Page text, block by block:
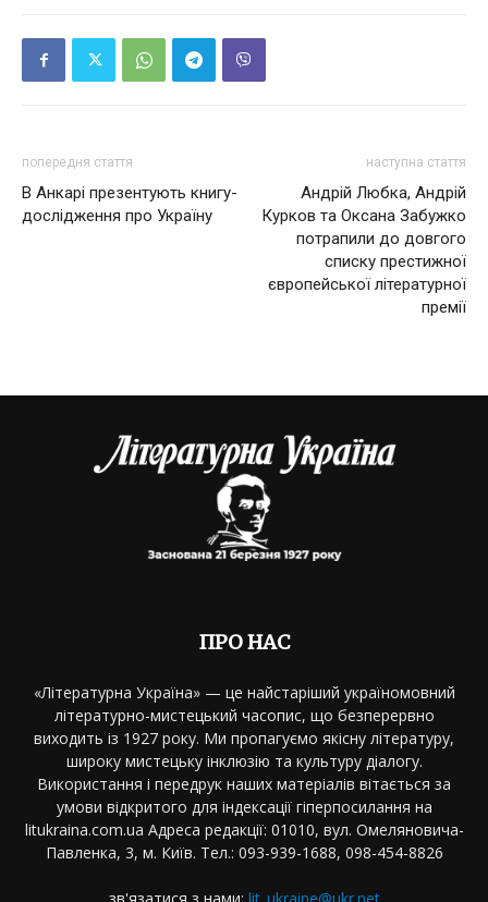
попередня стаття
В Анкарі презентують книгу-
дослідження про Україну
наступна стаття
Андрій Любка, Андрій
Курков та Оксана Забужко
потрапили до довгого
списку престижної
європейської літературної
премії
ПРО НАС
«Літературна Україна» — це найстаріший україномовний
літературно-мистецький часопис, що безперервно
виходить із 1927 року. Ми пропагуємо якісну літературу,
широку мистецьку інклюзію та культуру діалогу.
Використання і передрук наших матеріалів вітається за
умови відкритого для індексації гіперпосилання на
litukraina.com.ua Адреса редакції: 01010, вул. Омеляновича-
Павленка, 3, м. Київ. Тел.: 093-939-1688, 098-454-8826
зв'язатися з нами: lit_ukraine@ukr.net